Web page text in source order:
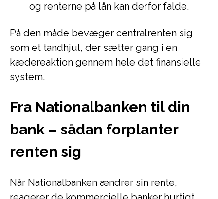
og renterne på lån kan derfor falde.
På den måde bevæger centralrenten sig
som et tandhjul, der sætter gang i en
kædereaktion gennem hele det finansielle
system.
Fra Nationalbanken til din
bank – sådan forplanter
renten sig
Når Nationalbanken ændrer sin rente,